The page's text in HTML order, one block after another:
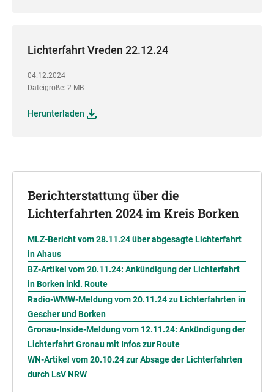
Lichterfahrt Vreden 22.12.24
04.12.2024
Dateigröße: 2 MB
Herunterladen
Berichterstattung über die
Lichterfahrten 2024 im Kreis Borken
MLZ-Bericht vom 28.11.24 über abgesagte Lichterfahrt
in Ahaus
BZ-Artikel vom 20.11.24: Ankündigung der Lichterfahrt
in Borken inkl. Route
Radio-WMW-Meldung vom 20.11.24 zu Lichterfahrten in
Gescher und Borken
Gronau-Inside-Meldung vom 12.11.24: Ankündigung der
Lichterfahrt Gronau mit Infos zur Route
WN-Artikel vom 20.10.24 zur Absage der Lichterfahrten
durch LsV NRW